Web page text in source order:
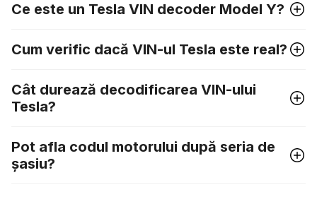
Ce este un Tesla VIN decoder Model Y?
Cum verific dacă VIN-ul Tesla este real?
Cât durează decodificarea VIN-ului
Tesla?
Pot afla codul motorului după seria de
șasiu?